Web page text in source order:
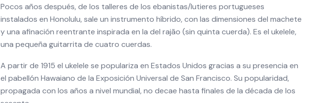
Pocos años después, de los talleres de los ebanistas/lutieres portugueses
instalados en Honolulu, sale un instrumento híbrido, con las dimensiones del machete
y una afinación reentrante inspirada en la del rajão (sin quinta cuerda). Es el ukelele,
una pequeña guitarrita de cuatro cuerdas.
A partir de 1915 el ukelele se populariza en Estados Unidos gracias a su presencia en
el pabellón Hawaiano de la Exposición Universal de San Francisco. Su popularidad,
propagada con los años a nivel mundial, no decae hasta finales de la década de los